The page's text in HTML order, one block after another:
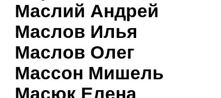
Маслий Андрей
Маслов Илья
Маслов Олег
Массон Мишель
Масюк Елена